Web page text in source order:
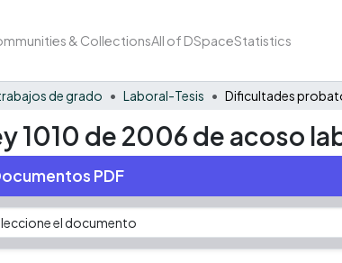
& CollectionsAll of DSpaceStatistics
de grado Laboral-Tesis
1010 de 2006 de acoso
PDF